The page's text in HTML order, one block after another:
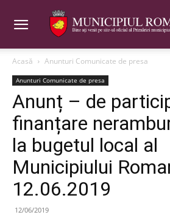
Acasă Anunturi Comunicate de presa
Anunturi Comunicate de presa
Anunț – de
finanțare
la bugetul local al
Municipiului
12.06.2019
12/06/2019